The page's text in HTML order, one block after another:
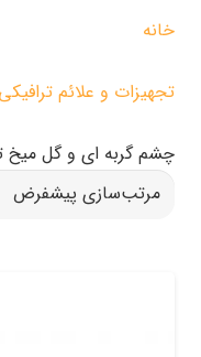
خانه
تجهیزات و علائم ترافیکی
چشم گربه ای و گل میخ